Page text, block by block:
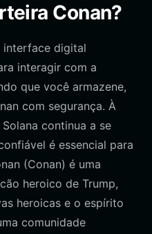
Conan?
interface digital
interagir com a
que você armazene,
com segurança. À
continua a se
é essencial para
(Conan) é uma
heroico de Trump,
heroicas e o espírito
comunidade